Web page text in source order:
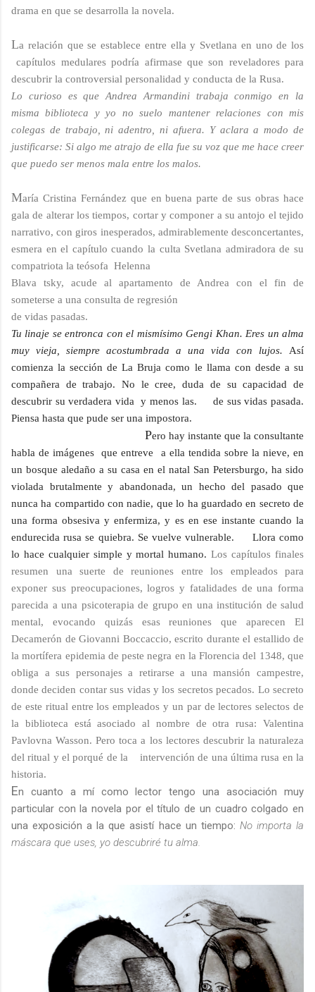
drama en que se desarrolla la novela.
La relación que se establece entre ella y Svetlana en uno de los
capítulos medulares podría afirmase que son reveladores para
descubrir la controversial personalidad y conducta de la Rusa.
Lo curioso es que Andrea Armandini trabaja conmigo en la
misma biblioteca y yo no suelo mantener relaciones con mis
colegas de trabajo, ni adentro, ni afuera. Y aclara a modo de
justificarse: Si algo me atrajo de ella fue su voz que me hace creer
que puedo ser menos mala entre los malos.
María Cristina Fernández que en buena parte de sus obras hace
gala de alterar los tiempos, cortar y componer a su antojo el tejido
narrativo, con giros inesperados, admirablemente desconcertantes,
esmera en el capítulo cuando la culta Svetlana admiradora de su
compatriota la teósofa Helenna
Blava tsky, acude al apartamento de Andrea con el fin de
someterse a una consulta de regresión
de vidas pasadas.
Tu linaje se entronca con el mismísimo Gengi Khan. Eres un alma
muy vieja, siempre acostumbrada a una vida con lujos. Así
comienza la sección de La Bruja como le llama con desde a su
compañera de trabajo. No le cree, duda de su capacidad de
descubrir su verdadera viday menos las. de sus vidas pasada.
Piensa hasta que pude ser una impostora.
Pero hay instante que la consultante
habla de imágenes que entreve a ella tendida sobre la nieve, en
un bosque aledaño a su casa en el natal San Petersburgo, ha sido
violada brutalmente y abandonada, un hecho del pasado que
nunca ha compartido con nadie, que lo ha guardado en secreto de
una forma obsesiva y enfermiza,y es en ese instante cuando la
endurecida rusa se quiebra. Se vuelve vulnerable. Llora como
lo hace cualquier simple y mortal humano. Los capítulos finales
resumen una suerte de reuniones entre los empleados para
exponer sus preocupaciones, logros y fatalidades de una forma
parecida a una psicoterapia de grupo en una institución de salud
mental, evocando quizás esas reuniones que aparecen El
Decamerón de Giovanni Boccaccio, escrito durante el estallido de
la mortífera epidemia de peste negra en la Florencia del 1348, que
obliga a sus personajes a retirarse a una mansión campestre,
donde deciden contar sus vidas y los secretos pecados. Lo secreto
de este ritual entre los empleados y un par de lectores selectos de
la biblioteca está asociado al nombre de otra rusa: Valentina
Pavlovna Wasson. Pero toca a los lectores descubrir la naturaleza
del ritual y el porqué de la intervención de una última rusa en la
historia.
En cuanto a mí como lector tengo una asociación muy
particular con la novela por el título de un cuadro colgado en
una exposición a la que asistí hace un tiempo: No importa la
máscara que uses, yo descubriré tu alma.